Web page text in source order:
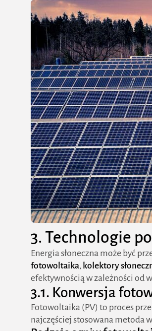
3. Technologie
Energia słoneczna może być
fotowoltaika, kolektory
efektywnością w zależności od
3.1. Konwersja
Fotowoltaika (PV) to proces
najczęściej stosowana metoda